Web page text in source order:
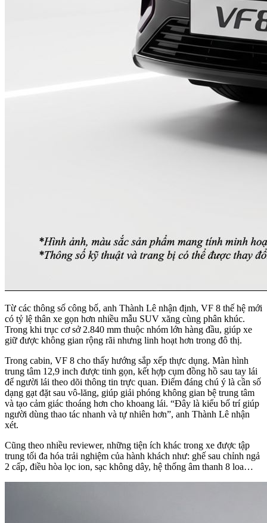
Từ các thông số công bố, anh Thành Lê nhận định, VF 8 thế hệ mới
có tỷ lệ thân xe gọn hơn nhiều mẫu SUV xăng cùng phân khúc.
Trong khi trục cơ sở 2.840 mm thuộc nhóm lớn hàng đầu, giúp xe
giữ được không gian rộng rãi nhưng linh hoạt hơn trong đô thị.
Trong cabin, VF 8 cho thấy hướng sắp xếp thực dụng. Màn hình
trung tâm 12,9 inch được tinh gọn, kết hợp cụm đồng hồ sau tay lái
để người lái theo dõi thông tin trực quan. Điểm đáng chú ý là cần số
dạng gạt đặt sau vô-lăng, giúp giải phóng không gian bệ trung tâm
và tạo cảm giác thoáng hơn cho khoang lái. “Đây là kiểu bố trí giúp
người dùng thao tác nhanh và tự nhiên hơn”, anh Thành Lê nhận
xét.
Cũng theo nhiều reviewer, những tiện ích khác trong xe được tập
trung tối đa hóa trải nghiệm của hành khách như: ghế sau chỉnh ngả
2 cấp, điều hòa lọc ion, sạc không dây, hệ thống âm thanh 8 loa…